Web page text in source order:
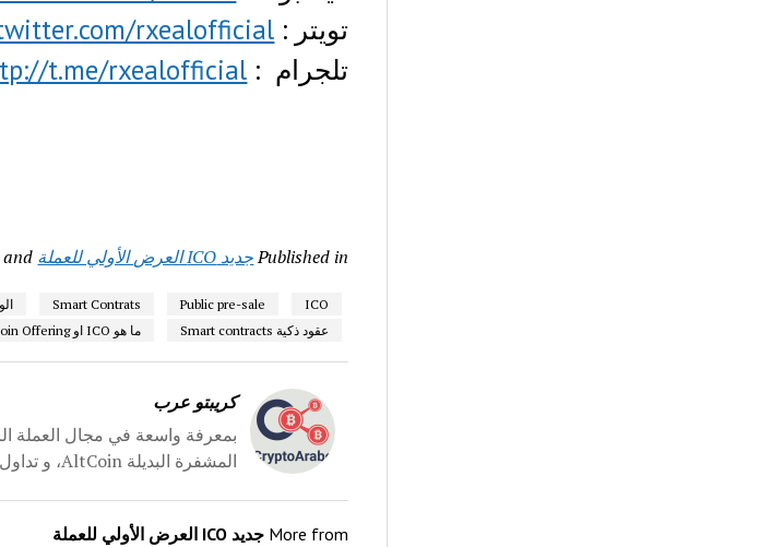
تويتر : rxealofficial
تلجرام : t.me/rxealofficial
Published in جديد ICO العرض الأولي للعملة
ICO
Public pre-sale
Smart Contrats
عقود ذكية Smart contracts
ما هو ICO او Initial Coin Offering
كريبتو عرب
المشفرة البديلة AltCoin، و تداول و استثمار العملات الرقمية المشفرة، انشأنا لكم موقع كريبتو عرب CryptoArabe.
More from جديد ICO العرض الأولي للعملة